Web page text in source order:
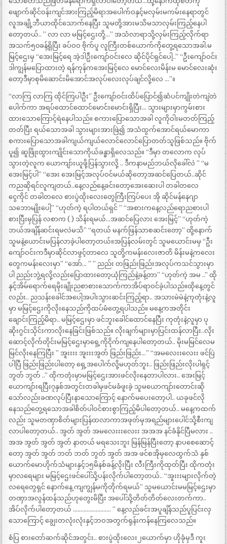
ဖျောက်ဆိုင်ဝန်းကျင်အားကြည့်မိရာအပေါက်ဝနှင့်မလှမ်းမကမ်းနေရာတွင်
လူအချို့ဘီယာထိုင်သောက်နေပြီး သူမတို့အားမသိမသာလှမ်းကြည့်နေပါ
တော့တယ်.. ” လာ လာ မမြင့်ဌေးတို့…” အသံလာရာသို့လှမ်းကြည့်လိုက်ရာ
အသက်၅၀ခန့်ရှိပြီး ခပ်ဝဝ ဗိုက်ပူ လူကြီးတစ်ယောက်ကိုတွေ့ရသောအခါ.မ
မြင့်ဌေးမှ “အေးမြင့်ရေ အဲ့ဒါဦးကျော်ဝင်းလေ ဆိုင်ပိုင်ရှင်ပေါ့..” “ဦးကျော်ဝင်း
ဒါကျွန်မပြောထားတဲ့ ရန်ကုန်ကအေးမြင့်လေ မောင်လေးမိန်းမ မောင်လေးဆုံး
တော့ဒီမှာစုမိဆောင်းမိအောင်အလုပ်လေးလုပ်ချင်လို့လေ …”။
“လာကြ လာကြ ထိုင်ကြပါဦး” ဦးကျော်ဝင်းထိပ်ပြောင်၍ဆံပင်ကျိုးတဲကျဲတဲ
ပေါက်ကာ အရပ်ထောင်ထောင်မောင်းမောင်းရှိပြီး… သွားများမှာကွမ်းစား
ထားသောကြောင့်ရဲနေပါသည်။ စကားပြောသောအခါ လူကိုဝါးမတတ်ကြည့်
တတ်ပြီး ရယ်သောအခါ သွားများအားဖြဲ၍ အသံထွက်အောင်ရယ်မောကာ
စကားပြောသောအခါကျယ်ကျယ်လောင်လောင်ပြောတတ်သူဖြစ်သည်။ ဗိုက်
ပူ၍ ဆူဖြိုးထွားကျိုင်းသောကိုယ်ခန္ဓာရှိလေသည်။ “ဒီမှာ တလောက လုပ်
သွားတဲ့လူက ယောကျာ်းယူဖို့ပြန်သွားလို့ .. ဒီကနာမည်ဘယ်လိုခေါ်လဲ ” “မ
အေးမြင့်ပါ” “အေး အေးမြင့်အလုပ်ဝင်မယ်ဆိုတော့အဆင်ပြေတယ်..ဆိုင်
ကညဆိုရင်လူကျတယ်..နေ့လည်နေ့ခင်းတော့အေးဆေးပါ တခါတလေ
ငွေကိုင် တခါတလေ စားပွဲထိုးလေးတွေကြီးကြပ်ပေး အို ဆိုင်မန်နေဂျာ
သဘောမျိုးပေါ့” “ဟုတ်ကဲ့ ရပါတယ်ရှင် ” “အစားကနေ့လည်ရောညစားပါ
စားပြီးမှပြန် လစာက ( ) သိန်းရမယ်…အဆင်ပြေလား အေးမြင့်” “ဟုတ်ကဲ့
ဘယ်အချိန်ဆင်းရမလဲမသိ” “ရတယ် မနက်ဖြန်သာစဆင်းတော့” ထို့နောက်
သူမနဲ့ယောင်းမပြန်လာခဲ့ပါတော့တယ်။အပြန်လမ်းတွင် သူမယောင်းမမှ “ဦး
ကျော်ဝင်းကဒီမှာဆိုင်လာဖွင့်တာလေ သူတို့ကမန်းလေးဇာတိ မိန်းမနဲ့ကလေး
တွေကမန်းလေးမှာ” “အော်… ” ” ညည်း တဖြည်းဖြည်းအလုပ်ကသင်သွားမှာ
ပါ ညည်းဘွဲ့ရလို့လည်းပြောထားတော့ယုံကြည်နဲ့ခန့်တာ” “ဟုတ်ကဲ့ အမ ..” ထို
နှင့်အိမ်ရောက်ရေမိုးချိုးညစာစားသောက်ကာအိပ်ရာဝင်ခဲ့ပါသည်။ထိုနေ့တွင်
လည်း.. ညသန်းခေါင်အပေါ့အပါးသွားဆင်းကြည့်ရာ.. အသားမဲမဲနဲ့ကုတုံးနဲ့လူ
မှာ မမြင့်ဌေးကိုလိုးနေသည်ကိုထပ်မံတွေ့ရပါသည်။ မနေ့ကအတိုင်း
ချောင်းကြည့်မိရာ.. မမြင့်ဌေးမှာ ဖင်ဘူးခေါင်ထောင်နေပြီး ကုတုံးနဲ့လူမှာ ပု
ဆိုးဂွင်းသိုင်းကာလိုးနေခြင်းဖြစ်သည်။ လိုးချက်များမှာပြင်းထန်လာပြီး..လိုး
ဆောင့်လိုက်တိုင်းမမြင့်ဌေးမှာရှေ့ကိုငိုက်ကျနေပါတော့တယ်.. မိုးမမြင်လေမ
မြင်လိုးနေကြပြီး ” အူးးးး အူးးးအွတ် ဖြည်းဖြည်း…” “အမလေးးလေးး ဖင်ပြဲ
ပါပြီ ဖြည်းဖြည်းပါတော့ ရှေ့အပေါက်လို့မဟုတ်ဘူး.. ဖြည်းဖြည်းလိုးပါရှင့်
ဘွတ် ဘွတ် ..” ထိုကတုံးမှာမမြင့်ဌေးအားဖင်လိုးနေတာပါလား.. အေးမြင့်
ယောကျာ်းရပြီး၇နှစ်အတွင်းတခါမှဖင်မခံဖူးခဲ့ သူမယောကျာ်းတောင်းဆို
သော်လည်းခဏလုပ်ပြီးနာသောကြောင့် နောက်မပေးတော့ပါ.. ယခုဖင်လို
နေသည်တွေ့ရသောအခါစိတ်ပါဝင်စားစွာကြည့်မိပါတော့တယ်.. မနေ့ကထက်
လည်း သူမတဏှာစိတ်များပြန်ထလာကာအဖုတ်မှအရည်များပေါင်သို့စီးကျ
လာပါတော့တယ်.. အွတ် အွတ် အမလေးးးလေးး အအအ နင်ခံနိုင်ပြီမလား ..
အအ အွတ် အွတ် အွတ် နာတယ် မရသေးဘူး မြန်မြန်ပြီးတော့ နာပစေဆောင့်
တော့ အွတ် အွတ် ဘတ် ဘတ် ဘွတ် အွတ် အအ ဖင်စအိုမှလေထွက်သံ နှစ်
ယောက်မောဟိုက်သံများနှင့်၁၅မိနစ်ခန့်လိုးပြီး လီးကြီးကိုထုတ်ပြီး ထိုကတုံး
မှာလရေများ မမြင့်ဌေးဖင်ပေါ်သို့ပန်းလိုက်ပါတော့တယ်.. “အူးးးများလိုက်တဲ့
လရေတွေရှင် နောက်နေ့ ကျကျွန်မကိုတိုက်ရမယ်” သူမယောင်းမမမြင့်ဌေးမှာ
တဏှာအလွန်ထန်သည်ဟုတွေးမိပြီး အပေါ်သို့တိတ်တိတ်လေးတက်ကာ..
အိပ်လိုက်ပါတော့တယ် ……………………. ” နေ့လည်ခင်းအပူချိန်သည်ပူပြင်းလှ
သောကြောင့် ချွေးတလုံးလုံးနှင့်ဘဝအတွက်ရုန်းကန်နေကြလေသည်။
စံပြ စားတော်ဆက်ဆိုင်အတွင်း.. စားပွဲထိုးလေး၂ယောက်မှာ ဟိုခုံမှဒီ ကူး